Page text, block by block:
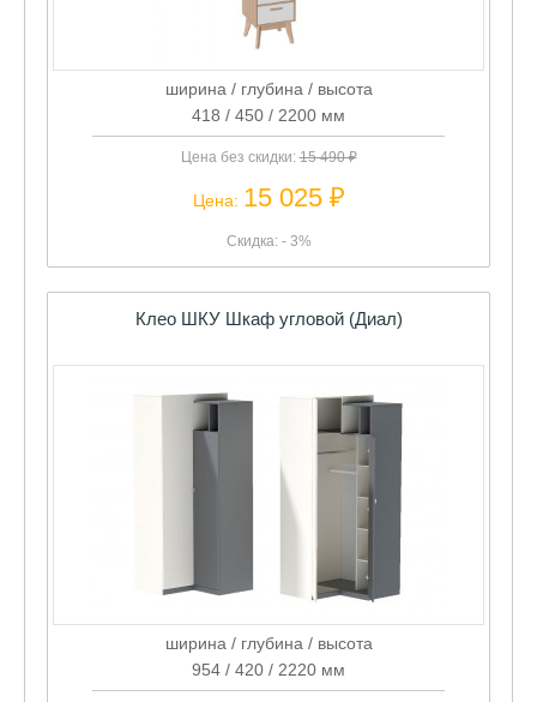
ширина / глубина / высота
418 / 450 / 2200 мм
Цена без скидки:15 490 ₽
Цена: 15 025 ₽
Скидка: - 3%
Клео ШКУ Шкаф угловой (Диал)
ширина / глубина / высота
954 / 420 / 2220 мм